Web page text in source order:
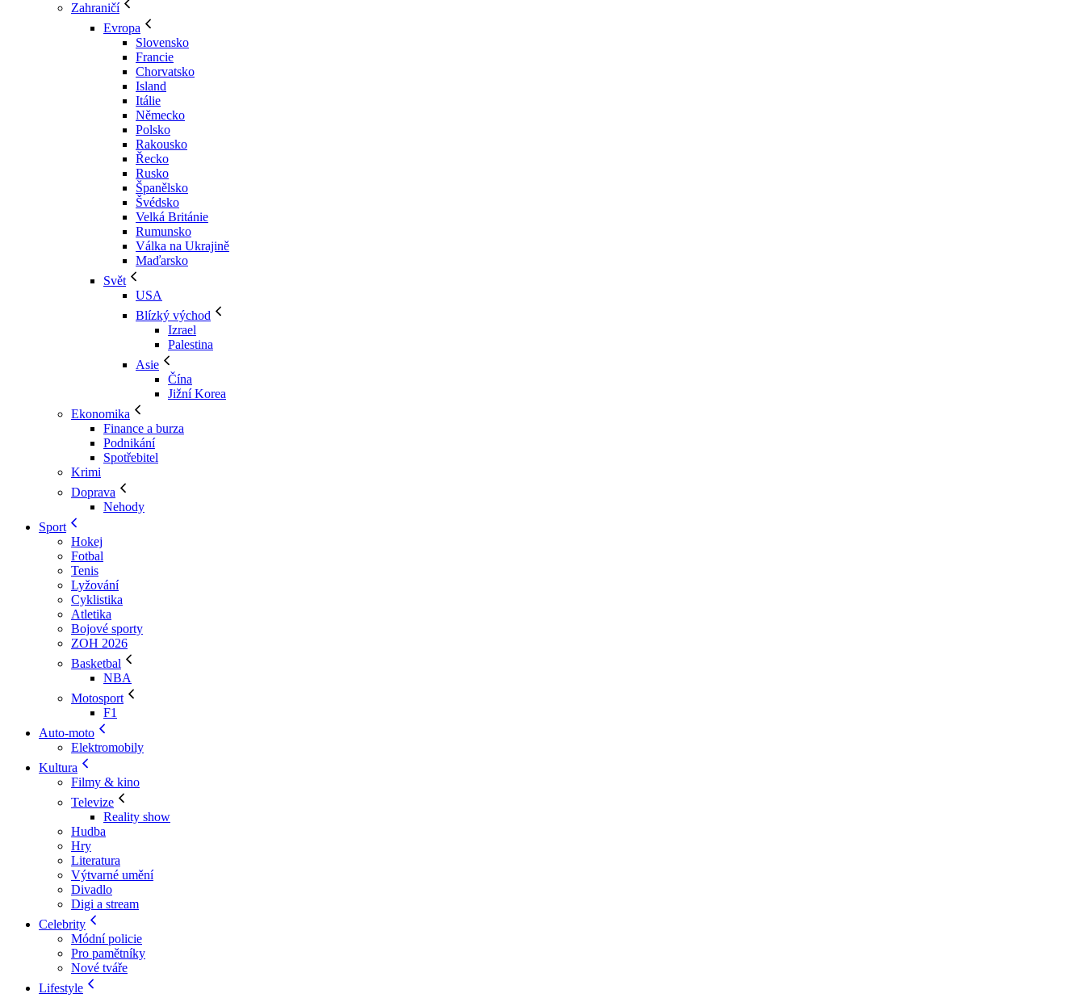
Zahraničí
Evropa
Slovensko
Francie
Chorvatsko
Island
Itálie
Německo
Polsko
Rakousko
Řecko
Rusko
Španělsko
Švédsko
Velká Británie
Rumunsko
Válka na Ukrajině
Maďarsko
Svět
USA
Blízký východ
Izrael
Palestina
Asie
Čína
Jižní Korea
Ekonomika
Finance a burza
Podnikání
Spotřebitel
Krimi
Doprava
Nehody
Sport
Hokej
Fotbal
Tenis
Lyžování
Cyklistika
Atletika
Bojové sporty
ZOH 2026
Basketbal
NBA
Motosport
F1
Auto-moto
Elektromobily
Kultura
Filmy & kino
Televize
Reality show
Hudba
Hry
Literatura
Výtvarné umění
Divadlo
Digi a stream
Celebrity
Módní policie
Pro pamětníky
Nové tváře
Lifestyle